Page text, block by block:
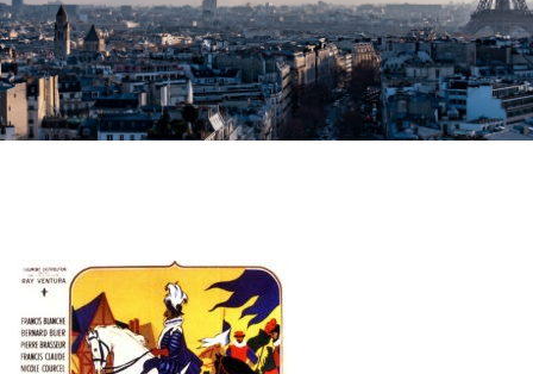
Drama
Fantasy
Horror
Misdaad
Musical
Oorlogsfilm